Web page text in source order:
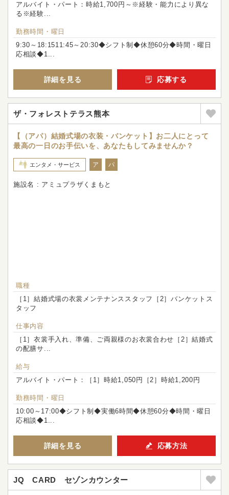
アルバイト・パート：時給1,700円～※経験・能力により異な
る※経験...
勤務時間・曜日
9:30～18:1511:45～20:30◆シフト制◆休憩60分◆時間・曜日
応相談◆1...
詳細を見る 応募する
ザ・フォレストテラス熊本
【（アパ）結婚式場の衣装・バンケット】お二人にとって
最高の一日のお手伝いを、あなたもしてみませんか？
エンタメ・サービス ア パ
施設名 : アミュプラザくまもと
職種
［1］結婚式場の衣裳メンテナンススタッフ［2］バンケットス
タッフ
仕事内容
［1］衣裳手入れ、準備、ご両親様のお衣裳合わせ［2］結婚式
の配膳サ...
給与
アルバイト・パート：［1］時給1,050円［2］時給1,200円
勤務時間・曜日
10:00～17:00◆シフト制◆実働6時間◆休憩60分◆時間・曜日
応相談◆1...
詳細を見る 応募方法
JQ CARD セゾンカウンター